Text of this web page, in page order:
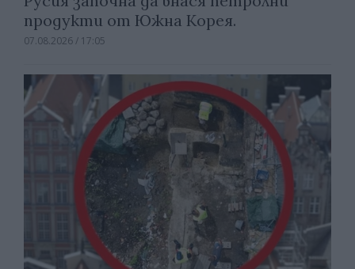
продукти от Южна Корея.
07.08.2026 / 17:05